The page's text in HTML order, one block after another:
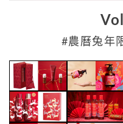
#農曆兔年